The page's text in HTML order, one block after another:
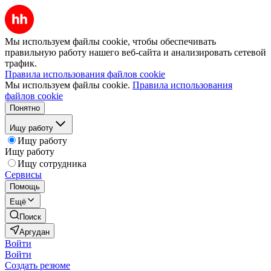
Мы используем файлы cookie, чтобы обеспечивать
правильную работу нашего веб-сайта и анализировать сетевой
трафик.
Правила использования файлов cookie
Мы используем файлы cookie. Правила использования
файлов cookie
Понятно
Ищу работу
Ищу работу
Ищу работу
Ищу сотрудника
Сервисы
Помощь
Ещё
Поиск
Аргудан
Войти
Войти
Создать резюме